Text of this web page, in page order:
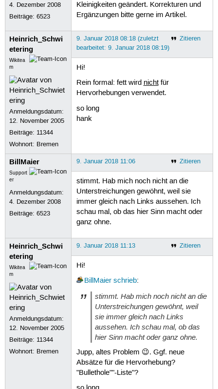
4. Dezember 2008
Beiträge:6523
Kleinigkeiten geändert. Korrekturen und
Ergänzungen bitte gerne im Artikel.
Heinrich_Schwi
etering
Wikitea
m
Anmeldungsdatum:
12. November 2005
Beiträge: 11344
Wohnort: Bremen
Zitieren
9. Januar 2018 08:18 (zuletzt
bearbeitet: 9. Januar 2018 08:19)
Hi!
Rein formal: fett wird nichtfür
Hervorhebungen verwendet.
so long
hank
BillMaier
Support
er
Anmeldungsdatum:
4. Dezember 2008
Beiträge:6523
Zitieren
9. Januar 2018 11:06
stimmt. Hab mich noch nicht an die
Unterstreichungen gewöhnt, weil sie
immer gleich nach Links aussehen. Ich
schau mal, ob das hier Sinn macht oder
ganz ohne.
Heinrich_Schwi
etering
Wikitea
m
Anmeldungsdatum:
12. November 2005
Beiträge: 11344
Wohnort: Bremen
Zitieren
9. Januar 2018 11:13
Hi!
BillMaier schrieb:
stimmt. Hab mich noch nicht an die
Unterstreichungen gewöhnt, weil
sie immer gleich nach Links
aussehen. Ich schau mal, ob das
hier Sinn macht oder ganz ohne.
Jupp, altes Problem 😉. Ggf. neue
Absätze für die Hervorhebung?
"Bullethole""-Liste"?